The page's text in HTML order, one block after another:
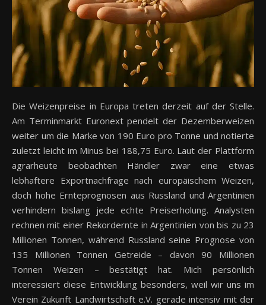
Die Weizenpreise in Europa treten derzeit auf der Stelle.
Am Terminmarkt Euronext pendelt der Dezemberweizen
weiter um die Marke von 190 Euro pro Tonne und notierte
zuletzt leicht im Minus bei 188,75 Euro. Laut der Plattform
agrarheute beobachten Händler zwar eine etwas
lebhaftere Exportnachfrage nach europäischem Weizen,
doch hohe Ernteprognosen aus Russland und Argentinien
verhindern bislang jede echte Preiserholung. Analysten
rechnen mit einer Rekordernte in Argentinien von bis zu 23
Millionen Tonnen, während Russland seine Prognose von
135 Millionen Tonnen Getreide – davon 90 Millionen
Tonnen Weizen – bestätigt hat. Mich persönlich
interessiert diese Entwicklung besonders, weil wir uns im
Verein Zukunft Landwirtschaft e.V. gerade intensiv mit der